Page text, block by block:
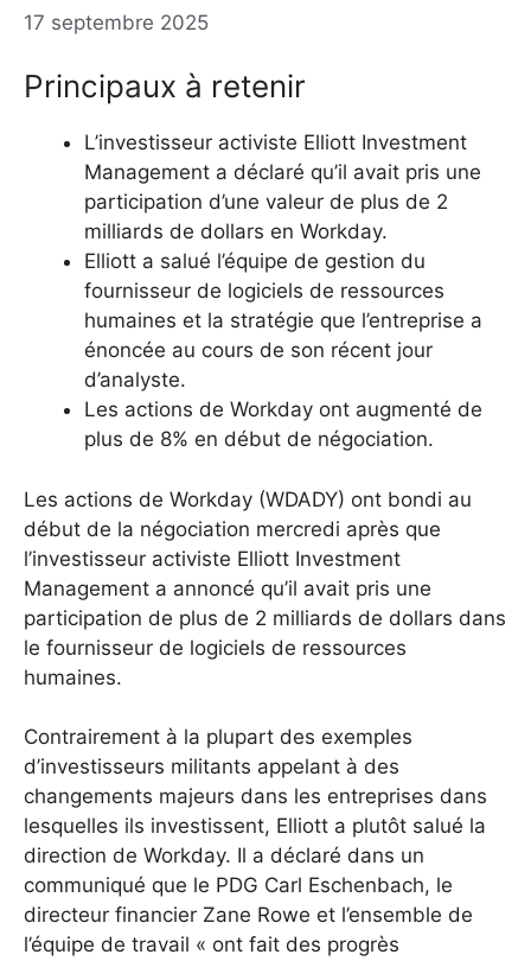
17 septembre 2025
Principaux à retenir
L’investisseur activiste Elliott Investment
Management a déclaré qu’il avait pris une
participation d’une valeur de plus de 2
milliards de dollars en Workday.
Elliott a salué l’équipe de gestion du
fournisseur de logiciels de ressources
humaines et la stratégie que l’entreprise a
énoncée au cours de son récent jour
d’analyste.
Les actions de Workday ont augmenté de
plus de 8% en début de négociation.
Les actions de Workday (WDADY) ont bondi au
début de la négociation mercredi après que
l’investisseur activiste Elliott Investment
Management a annoncé qu’il avait pris une
participation de plus de 2 milliards de dollars dans
le fournisseur de logiciels de ressources
humaines.
Contrairement à la plupart des exemples
d’investisseurs militants appelant à des
changements majeurs dans les entreprises dans
lesquelles ils investissent, Elliott a plutôt salué la
direction de Workday. Il a déclaré dans un
communiqué que le PDG Carl Eschenbach, le
directeur financier Zane Rowe et l’ensemble de
l’équipe de travail « ont fait des progrès